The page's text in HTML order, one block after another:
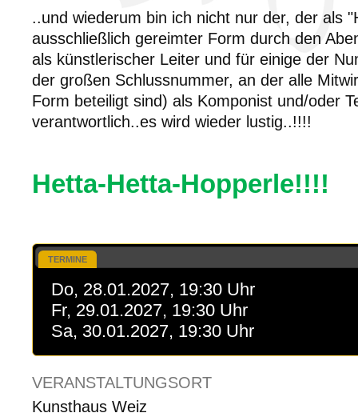
..und wiederum bin ich nicht nur der, der als
ausschließlich gereimter Form durch den
als künstlerischer Leiter und für einige der
der großen Schlussnummer, an der alle
Form beteiligt sind) als Komponist und/oder
verantwortlich..es wird wieder lustig..!!!!
Hetta-Hetta-Hopperle!!!!
TERMINE
Do, 28.01.2027, 19:30 Uhr
Fr, 29.01.2027, 19:30 Uhr
Sa, 30.01.2027, 19:30 Uhr
VERANSTALTUNGSORT
Kunsthaus Weiz